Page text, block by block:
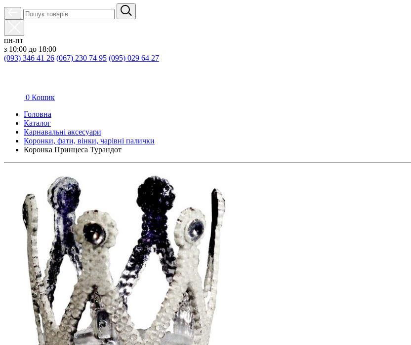
пн-пт
з 10:00 до 18:00
(093) 346 41 26 (067) 230 74 95 (095) 029 64 27
0 Кошик
Головна
Каталог
Карнавальні аксесуари
Коронки, фати, вінки, чарівні палички
Коронка Принцеса Турандот